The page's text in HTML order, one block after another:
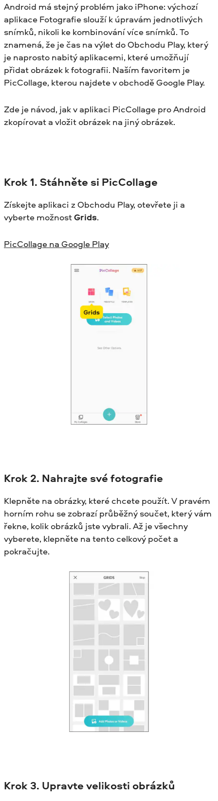
Android má stejný problém jako iPhone: výchozí
aplikace Fotografie slouží k úpravám jednotlivých
snímků, nikoli ke kombinování více snímků. To
znamená, že je čas na výlet do Obchodu Play, který
je naprosto nabitý aplikacemi, které umožňují
přidat obrázek k fotografii. Naším favoritem je
PicCollage, kterou najdete v obchodě Google Play.
Zde je návod, jak v aplikaci PicCollage pro Android
zkopírovat a vložit obrázek na jiný obrázek.
Krok 1. Stáhněte si PicCollage
Získejte aplikaci z Obchodu Play, otevřete ji a
vyberte možnostGrids.
PicCollage na Google Play
Krok 2. Nahrajte své fotografie
Klepněte na obrázky, které chcete použít. V pravém
horním rohu se zobrazí průběžný součet, který vám
řekne, kolik obrázků jste vybrali. Až je všechny
vyberete, klepněte na tento celkový počet a
pokračujte.
Krok 3. Upravte velikosti obrázků